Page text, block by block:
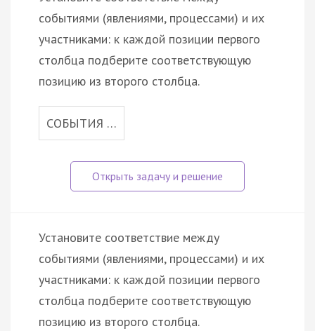
событиями (явлениями, процессами) и их
участниками: к каждой позиции первого
столбца подберите соответствующую
позицию из второго столбца.
СОБЫТИЯ …
Установите соответствие между
событиями (явлениями, процессами) и их
участниками: к каждой позиции первого
столбца подберите соответствующую
позицию из второго столбца.